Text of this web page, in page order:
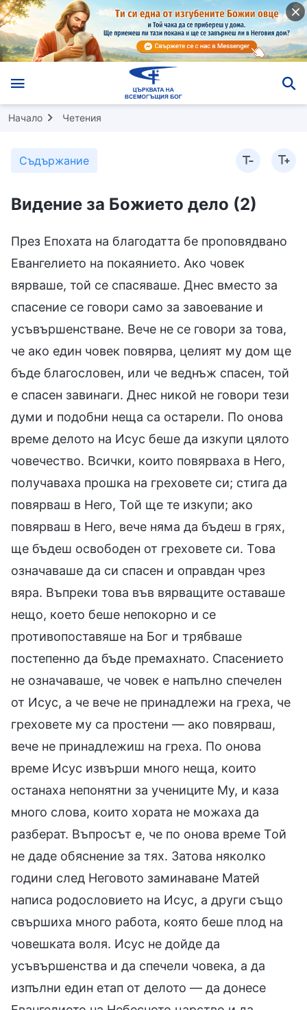
Начало Четения
Съдържание
Видение за Божието дело (2)
През Епохата на благодатта бе проповядвано
Евангелието на покаянието. Ако човек
вярваше, той се спасяваше. Днес вместо за
спасение се говори само за завоевание и
усъвършенстване. Вече не се говори за това,
че ако един човек повярва, целият му дом ще
бъде благословен, или че веднъж спасен, той
е спасен завинаги. Днес никой не говори тези
думи и подобни неща са остарели. По онова
време делото на Исус беше да изкупи цялото
човечество. Всички, които повярваха в Него,
получаваха прошка на греховете си; стига да
повярваш в Него, Той ще те изкупи; ако
повярваш в Него, вече няма да бъдеш в грях,
ще бъдеш освободен от греховете си. Това
означаваше да си спасен и оправдан чрез
вяра. Въпреки това във вярващите оставаше
нещо, което беше непокорно и се
противопоставяше на Бог и трябваше
постепенно да бъде премахнато. Спасението
не означаваше, че човек е напълно спечелен
от Исус, а че вече не принадлежи на греха, че
греховете му са простени — ако повярваш,
вече не принадлежиш на греха. По онова
време Исус извърши много неща, които
останаха непонятни за учениците Му, и каза
много слова, които хората не можаха да
разберат. Въпросът е, че по онова време Той
не даде обяснение за тях. Затова няколко
години след Неговото заминаване Матей
написа родословието на Исус, а други също
свършиха много работа, която беше плод на
човешката воля. Исус не дойде да
усъвършенства и да спечели човека, а да
изпълни един етап от делото — да донесе